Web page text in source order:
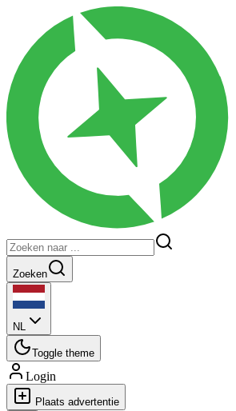
Zoeken
NL
Toggle theme
Login
Plaats advertentie